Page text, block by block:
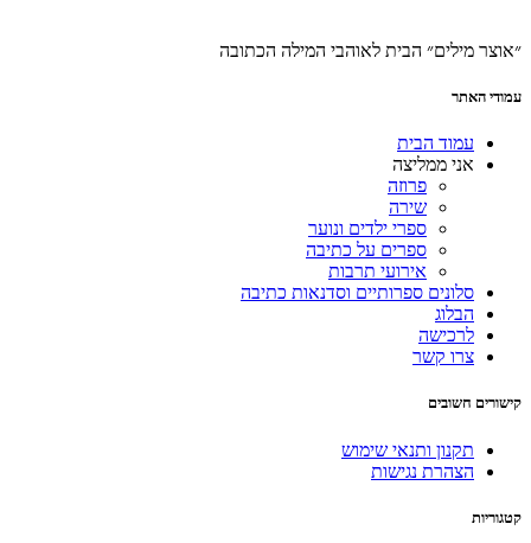
״אוצר מילים״ הבית לאוהבי המילה הכתובה
עמודי האתר
עמוד הבית
אני ממליצה
פרוזה
שירה
ספרי ילדים ונוער
ספרים על כתיבה
אירועי תרבות
סלונים ספרותיים וסדנאות כתיבה
הבלוג
לרכישה
צרו קשר
קישורים חשובים
תקנון ותנאי שימוש
הצהרת נגישות
קטגוריות